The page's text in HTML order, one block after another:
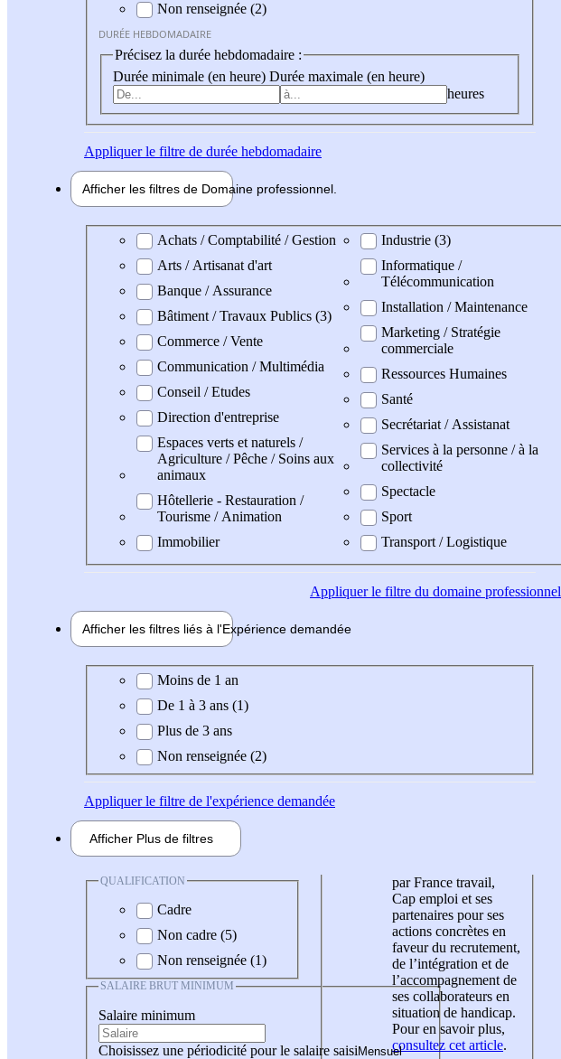
Non renseignée (2)
DURÉE HEBDOMADAIRE
Précisez la durée hebdomadaire :
Durée minimale (en heure) Durée maximale (en heure)
heures
Appliquerle filtre de durée hebdomadaire
Afficher les filtres de Domaine professionnel
Domaine professionel
Achats / Comptabilité / Gestion
Arts / Artisanat d'art
Banque / Assurance
Bâtiment / Travaux Publics (3)
Commerce / Vente
Communication / Multimédia
Conseil / Etudes
Direction d'entreprise
Espaces verts et naturels /
Agriculture / Pêche / Soins aux
animaux
Hôtellerie - Restauration /
Tourisme / Animation
Immobilier
Industrie (3)
Informatique /
Télécommunication
Installation / Maintenance
Marketing / Stratégie
commerciale
Ressources Humaines
Santé
Secrétariat / Assistanat
Services à la personne / à la
collectivité
Spectacle
Sport
Transport / Logistique
Appliquerle filtre du domaine professionnel
Afficher les filtres liés à l'Expérience demandée
Expérience demandée
Moins de 1 an
De 1 à 3 ans (1)
Plus de 3 ans
Non renseignée (2)
Appliquerle filtre de l'expérience demandée
Afficher Plus de filtres
QUALIFICATION
Cadre
Non cadre (5)
Non renseignée (1)
SALAIRE BRUT MINIMUM
Salaire minimum
Choisissez une périodicité pour le salaire saisi
par France travail,
Cap emploi et ses
partenaires pour ses
actions concrètes en
faveur du recrutement,
de l’intégration et de
l’accompagnement de
ses collaborateurs en
situation de handicap.
Pour en savoir plus,
consultez cet article.